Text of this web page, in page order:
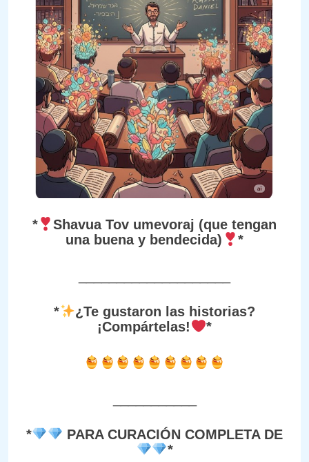
*
Shavua Tov umevoraj (que tengan
una buena y bendecida)
*
*
¿Te gustaron las historias?
¡Compártelas!
*
*
PARA CURACIÓN COMPLETA DE
*